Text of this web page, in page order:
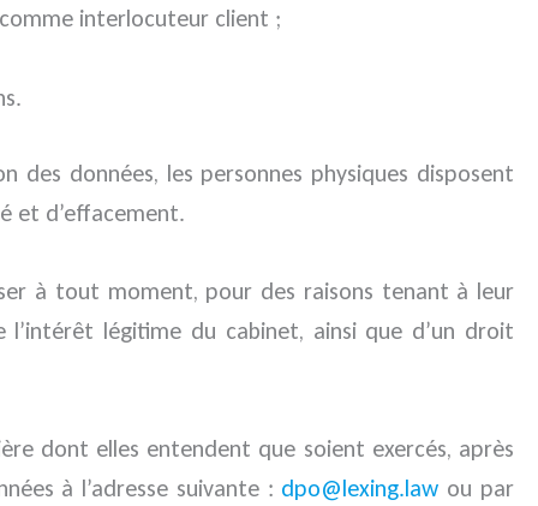
interlocuteur client ;
données, les personnes physiques disposent
et d’effacement.
à tout moment, pour des raisons tenant à leur
légitime du cabinet, ainsi que d’un droit
dont elles entendent que soient exercés, après
à l’adresse suivante : dpo@lexing.law ou par